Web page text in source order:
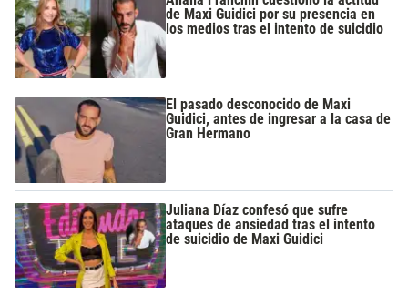
de Maxi Guidici por su presencia en
los medios tras el intento de suicidio
El pasado desconocido de Maxi
Guidici, antes de ingresar a la casa de
Gran Hermano
Juliana Díaz confesó que sufre
ataques de ansiedad tras el intento
de suicidio de Maxi Guidici